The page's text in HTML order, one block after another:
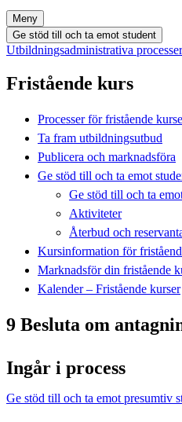
Meny
Ge stöd till och ta emot student
Utbildningsadministrativa processer
Fristående kurs
Processer för fristående
Ta fram utbildningsutbud
Publicera och marknadsföra
Ge stöd till och ta emot
Ge stöd till och ta
Aktiviteter
Återbud och
Kursinformation för
Marknadsför din fristående
Kalender – Fristående kurser
9 Besluta om
Ingår i process
Ge stöd till och ta emot presumtiv